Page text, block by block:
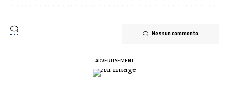
Nessun commento
- ADVERTISEMENT -